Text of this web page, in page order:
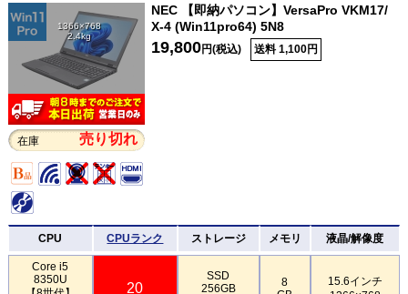
1366×768
2.4kg
在庫 売り切れ
NEC 【即納パソコン】VersaPro VKM17/
X-4 (Win11pro64) 5N8
19,800円(税込) 送料 1,100円
CPU CPUランク ストレージ メモリ 液晶/解像度
Core i5
8350U
20
SSD
256GB
8
15.6インチ